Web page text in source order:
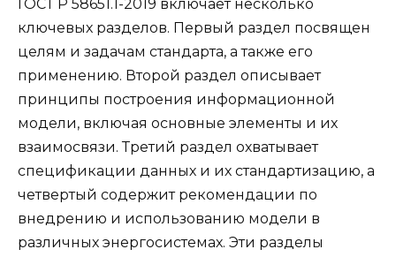
ГОСТ Р 58651.1-2019 включает несколько
ключевых разделов. Первый раздел посвящен
целям и задачам стандарта, а также его
применению. Второй раздел описывает
принципы построения информационной
модели, включая основные элементы и их
взаимосвязи. Третий раздел охватывает
спецификации данных и их стандартизацию, а
четвертый содержит рекомендации по
внедрению и использованию модели в
различных энергосистемах. Эти разделы